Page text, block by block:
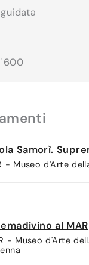
'600
Samorì.
- Museo d'Arte
al MAR
- Museo d'Arte